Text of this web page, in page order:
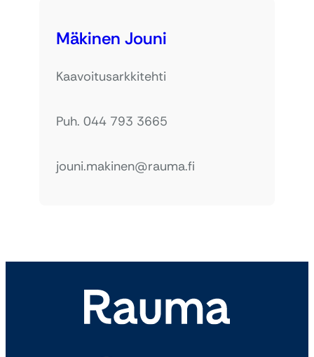
Mäkinen Jouni
Kaavoitusarkkitehti
Puh. 044 793 3665
jouni.makinen@rauma.fi